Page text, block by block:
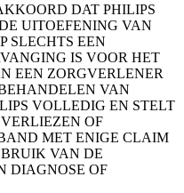
DAT PHILIPS
UITOEFENING VAN
SLECHTS EEN
IS VOOR HET
EEN ZORGVERLENER
VAN
VOLLEDIG EN STELT
OF
MET ENIGE CLAIM
VAN DE
DIAGNOSE OF